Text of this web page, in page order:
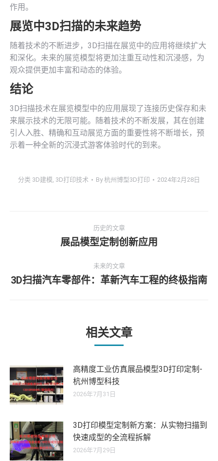
作用。
展览中3D扫描的未来趋势
随着技术的不断进步，3D扫描在展览中的应用将继续扩大
和深化。未来的展览模型将更加注重互动性和沉浸感，为
观众提供更加丰富和动态的体验。
结论
3D扫描技术在展览模型中的应用展现了连接历史保存和未
来展示技术的无限可能。随着技术的不断发展，其在创建
引人入胜、精确和互动展览方面的重要性将不断增长，预
示着一种全新的沉浸式游客体验时代的到来。
分类 3D建模, 3D打印技术 By杭州博型3D打印 2024年2月28日
航
历史的文章
历
的
文
展品模型定制创新应用
未来的文章
未
章：
3D扫描汽车零部件：革新汽车工程的终极指南
相关文章
高精度工业仿真展品模型3D打印定制-
杭州博型科技
2026年7月31日
3D打印模型定制新方案：从实物扫描到
快速成型的全流程拆解
2026年7月29日